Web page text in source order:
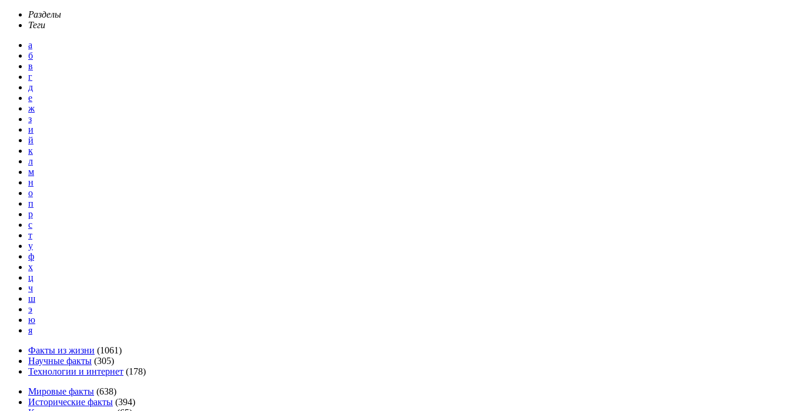
Разделы
Теги
а
б
в
г
д
е
ж
з
и
й
к
л
м
н
о
п
р
с
т
у
ф
х
ц
ч
ш
э
ю
я
Факты из жизни (1061)
Научные факты (305)
Технологии и интернет (178)
Мировые факты (638)
Исторические факты (394)